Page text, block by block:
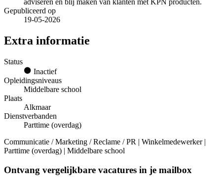
adviseren en blij maken van klanten met KPN producten.
Gepubliceerd op
19-05-2026
Extra informatie
Status
Inactief
Opleidingsniveaus
Middelbare school
Plaats
Alkmaar
Dienstverbanden
Parttime (overdag)
Communicatie / Marketing / Reclame / PR | Winkelmedewerker |
Parttime (overdag) | Middelbare school
Ontvang vergelijkbare vacatures in je mailbox